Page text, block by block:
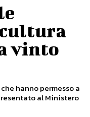
vinto
hanno permesso a
al Ministero